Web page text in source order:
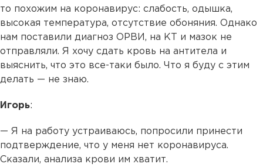
то похожим на коронавирус: слабость, одышка,
высокая температура, отсутствие обоняния. Однако
нам поставили диагноз ОРВИ, на КТ и мазок не
отправляли. Я хочу сдать кровь на антитела и
выяснить, что это все-таки было. Что я буду с этим
делать — не знаю.
Игорь:
— Я на работу устраиваюсь, попросили принести
подтверждение, что у меня нет коронавируса.
Сказали, анализа крови им хватит.